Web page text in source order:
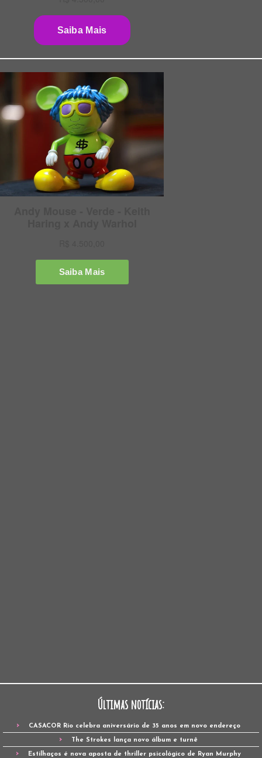
Últimas notícias:
CASACOR Rio celebra aniversário de 35 anos em novo endereço
The Strokes lança novo álbum e turnê
Estilhaços é nova aposta de thriller psicológico de Ryan Murphy